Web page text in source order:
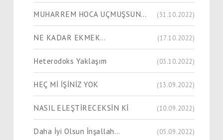
MUHARREM HOCA UÇMUŞSUN… (31.10.2022)
NE KADAR EKMEK… (17.10.2022)
Heterodoks Yaklaşım (03.10.2022)
HEÇ Mİ İŞİNİZ YOK (13.09.2022)
NASIL ELEŞTİRECEKSİN Kİ (10.09.2022)
Daha İyi Olsun İnşallah… (05.09.2022)